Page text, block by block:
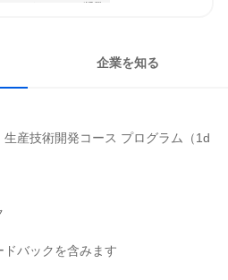
コミュニケーションが活発
企業を知る
生産技術開発コース プログラム（1d
バックを含みます